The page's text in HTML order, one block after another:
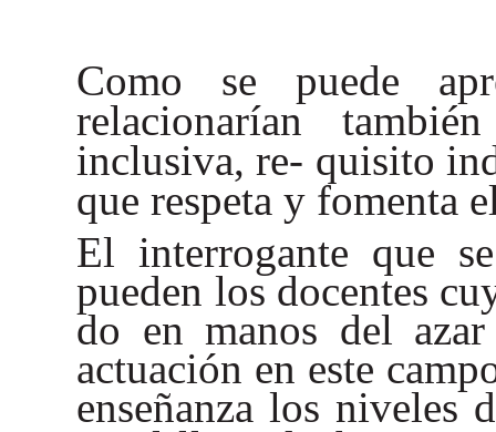
Como se puede
relacionarían
inclusiva, re- quisito
que respeta y fomenta
El interrogante que
pueden los docentes
do en manos del
actuación en este
enseñanza los niveles